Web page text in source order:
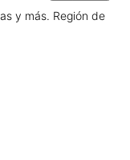
y más. Región de